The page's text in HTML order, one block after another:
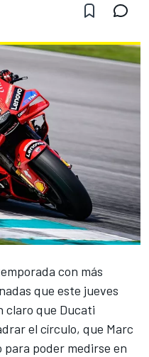
con más
que este jueves
claro que Ducati
el círculo, que Marc
poder medirse en